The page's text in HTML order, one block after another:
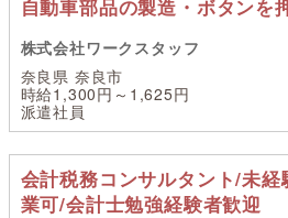
自動車部品の製造・ボタンを
株式会社ワークスタッフ
奈良県 奈良市
時給1,300円～1,625円
派遣社員
会計税務コンサルタント/未
業可/会計士勉強経験者歓迎